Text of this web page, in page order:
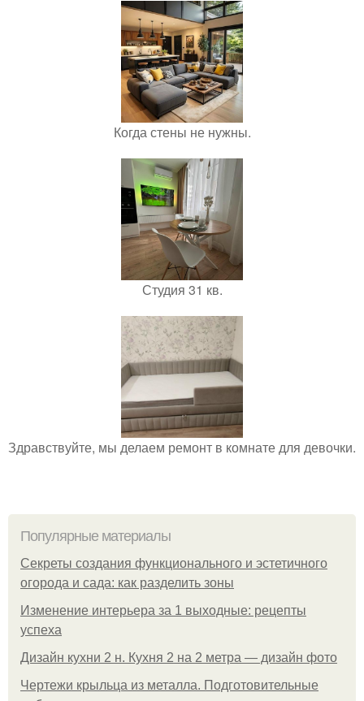
Когда стены не нужны.
Студия 31 кв.
Здравствуйте, мы делаем ремонт в комнате для девочки.
Популярные материалы
Секреты создания функционального и эстетичного
огорода и сада: как разделить зоны
Изменение интерьера за 1 выходные: рецепты
успеха
Дизайн кухни 2 н. Кухня 2 на 2 метра — дизайн фото
Чертежи крыльца из металла. Подготовительные